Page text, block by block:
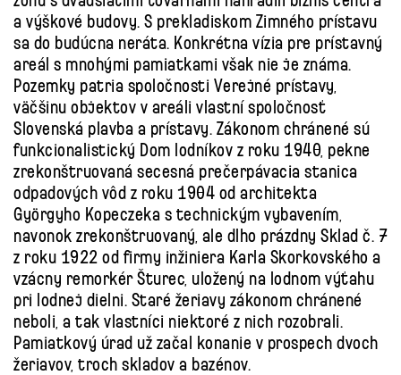
a výškové budovy. S prekladiskom Zimného prístavu
sa do budúcna neráta. Konkrétna vízia pre prístavný
areál s mnohými pamiatkami však nie je známa.
Pozemky patria spoločnosti Verejné prístavy,
väčšinu objektov v areáli vlastní spoločnosť
Slovenská plavba a prístavy. Zákonom chránené sú
funkcionalistický Dom lodníkov z roku 1940, pekne
zrekonštruovaná secesná prečerpávacia stanica
odpadových vôd z roku 1904 od architekta
Györgyho Kopeczeka s technickým vybavením,
navonok zrekonštruovaný, ale dlho prázdny Sklad č. 7
z roku 1922 od firmy inžiniera Karla Skorkovského a
vzácny remorkér Šturec, uložený na lodnom výťahu
pri lodnej dielni. Staré žeriavy zákonom chránené
neboli, a tak vlastníci niektoré z nich rozobrali.
Pamiatkový úrad už začal konanie v prospech dvoch
žeriavov, troch skladov a bazénov.